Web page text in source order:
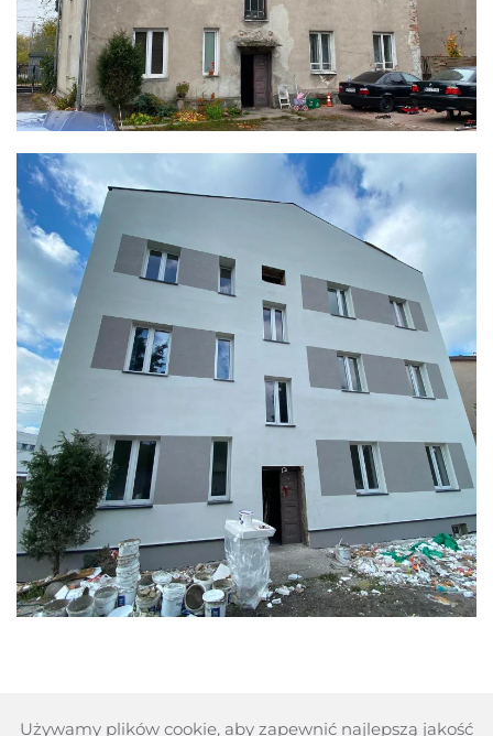
Używamy plików cookie, aby zapewnić najlepszą jakość